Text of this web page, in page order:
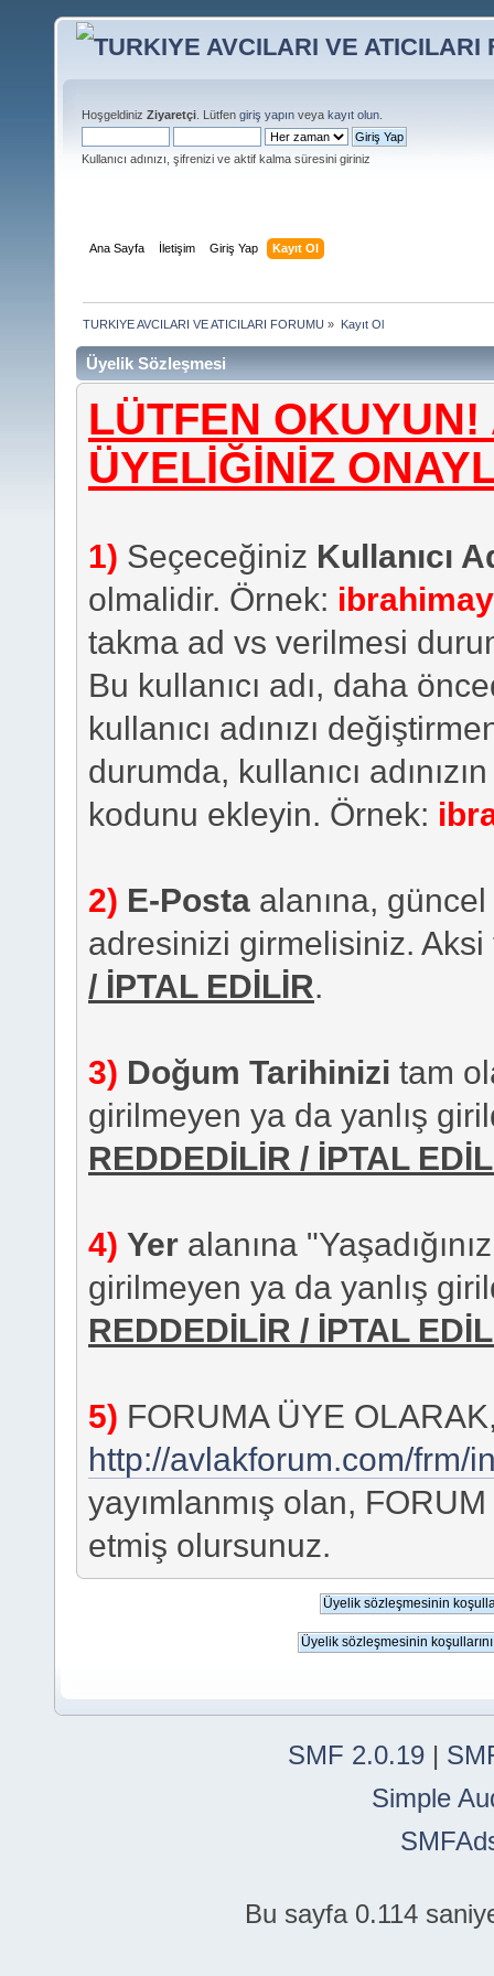
Hoşgeldiniz Ziyaretçi . Lütfen giriş yapın veya kayıt olun
Kullanıcı adınızı, şifrenizi ve aktif kalma süresini giriniz
Ana Sayfa İletişim Giriş Yap Kayıt Ol
TURKIYE AVCILARI VE ATICILARI FORUMU » Kayıt Ol
Üyelik Sözleşmesi
LÜTFEN
ÜYELİĞİNİZ
1) Seçeceğiniz Kullanıcı
olmalidir. Örnek:
takma ad vs verilmesi
Bu kullanıcı adı, daha
kullanıcı adınızı
durumda, kullanıcı
kodunu ekleyin. Örnek:
2) E-Posta alanına,
adresinizi girmelisiniz.
/ İPTAL EDİLİR.
3) Doğum Tarihinizi tam
girilmeyen ya da yanlış
REDDEDİLİR / İPTAL
4) Yer alanına
girilmeyen ya da yanlış
REDDEDİLİR / İPTAL
5) FORUMA ÜYE
http://avlakforum.com/frm/
yayımlanmış olan,
etmiş olursunuz.
SMF 2.0.19 |
Simple
Bu sayfa 0.114